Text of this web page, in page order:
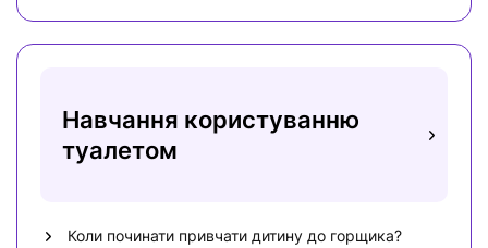
Навчання користуванню
туалетом
Коли починати привчати дитину до горщика?